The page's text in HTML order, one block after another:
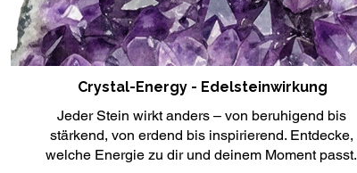
Crystal-Energy - Edelsteinwirkung
Jeder Stein wirkt anders – von beruhigend bis
stärkend, von erdend bis inspirierend. Entdecke,
welche Energie zu dir und deinem Moment passt.